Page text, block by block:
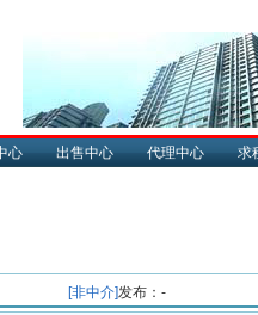
心 出售中心 代理中心 求
[非中介]发布：-